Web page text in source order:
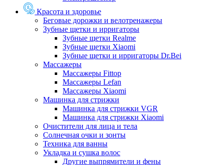
Красота и здоровье
Беговые дорожки и велотренажеры
Зубные щетки и ирригаторы
Зубные щетки Realme
Зубные щетки Xiaomi
Зубные щетки и ирригаторы Dr.Bei
Массажеры
Массажеры Fittop
Массажеры Lefan
Массажеры Xiaomi
Машинка для стрижки
Машинка для стрижки VGR
Машинка для стрижки Xiaomi
Очистители для лица и тела
Солнечная очки и зонты
Техника для ванны
Укладка и сушка волос
Другие выпрямители и фены